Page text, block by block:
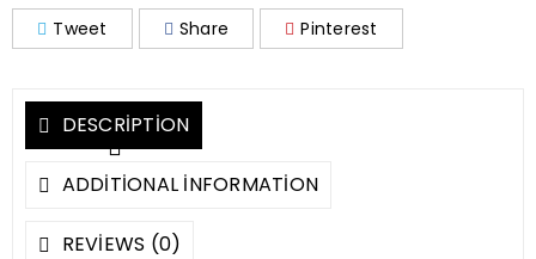
Tweet Share Pinterest
DESCRIPTION
ADDITIONAL INFORMATION
REVIEWS (0)